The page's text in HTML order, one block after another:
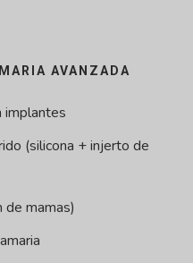
AVANZADA
implantes
(silicona + injerto de
de mamas)